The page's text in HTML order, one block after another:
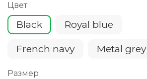
Цвет
Black Royal blue
French navy Metal grey
Размер